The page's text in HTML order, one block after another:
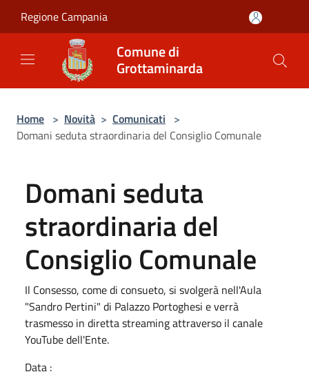
Regione Campania
Comune di
Grottaminarda
Home > Novità > Comunicati >
Domani seduta straordinaria del Consiglio Comunale
Domani seduta
straordinaria del
Consiglio Comunale
Il Consesso, come di consueto, si svolgerà nell'Aula
"Sandro Pertini" di Palazzo Portoghesi e verrà
trasmesso in diretta streaming attraverso il canale
YouTube dell'Ente.
Data :